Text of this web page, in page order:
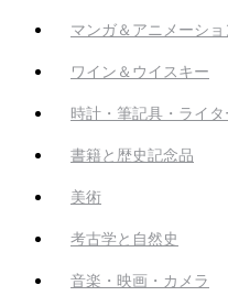
マンガ＆アニメーショ
ワイン＆ウイスキー
時計・筆記具・ライタ
書籍と歴史記念品
美術
考古学と自然史
音楽・映画・カメラ